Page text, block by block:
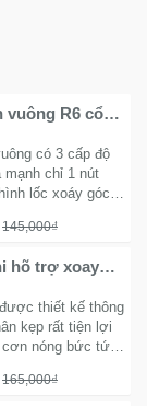
R6 cổng
có 3 cấp độ
chỉ 1 nút
lốc xoáy góc
thường.
145,000₫
hõ trợ xoay
thiết kế thông
kẹp rất tiện lợi
cơn nóng bức tức
165,000₫